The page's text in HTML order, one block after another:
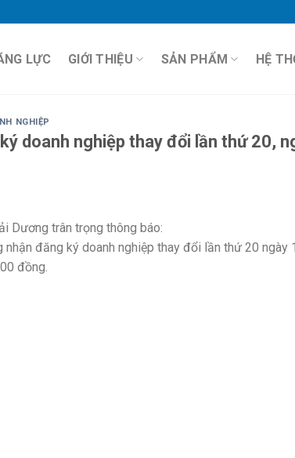
LỰC GIỚI THIỆU SẢN PHẨM HỆ
NGHIỆP
doanh nghiệp thay đổi lần thứ 20,
Dương trân trọng thông báo:
đăng ký doanh nghiệp thay đổi lần thứ 20
đồng.